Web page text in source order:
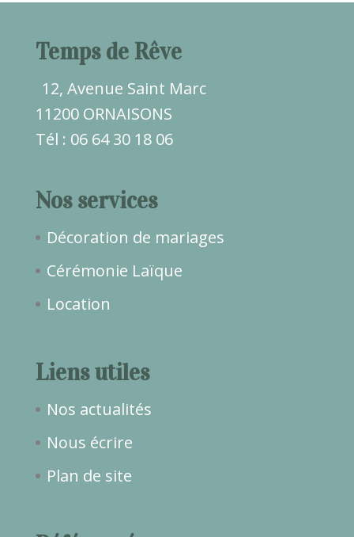
Temps de Rêve
12, Avenue Saint Marc
11200 ORNAISONS
Tél : 06 64 30 18 06
Nos services
Décoration de mariages
Cérémonie Laïque
Location
Liens utiles
Nos actualités
Nous écrire
Plan de site